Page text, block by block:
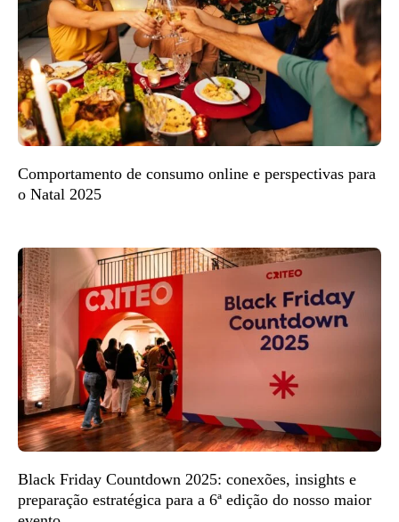
Comportamento de consumo online e perspectivas para
o Natal 2025
Black Friday Countdown 2025: conexões, insights e
preparação estratégica para a 6ª edição do nosso maior